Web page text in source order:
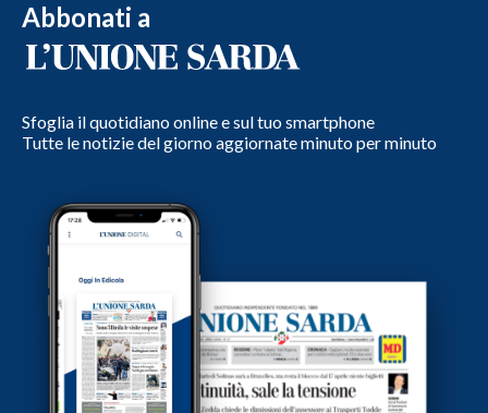
Abbonati a
Sfoglia il quotidiano online e sul tuo smartphone
Tutte le notizie del giorno aggiornate minuto per minuto